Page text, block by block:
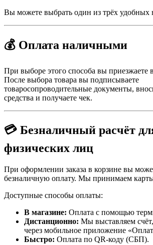
Вы можете выбрать один из трёх удобных
💰 Оплата наличными
При выборе этого способа вы приезжаете
После выбора товара вы подписываете
товаросопроводительные документы,
средства и получаете чек.
💳 Безналичный расчёт
физических лиц
При оформлении заказа в корзине вы
безналичную оплату. Мы принимаем
Доступные способы оплаты:
В магазине: Оплата с помощью
Дистанционно: Мы выставляем
через мобильное приложение
Быстро: Оплата по QR-коду (СБП).